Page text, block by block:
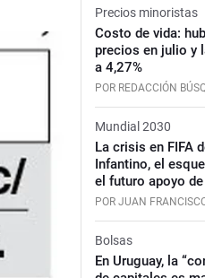
Precios minoristas
Costo de vida:
precios en julio y
a 4,27%
POR REDACCIÓN
Mundial 2030
La crisis en FIFA
Infantino, el
el futuro apoyo de
POR JUAN
Bolsas
En Uruguay, la